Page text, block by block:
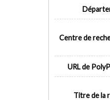
Centre de
URL de
Titre de la